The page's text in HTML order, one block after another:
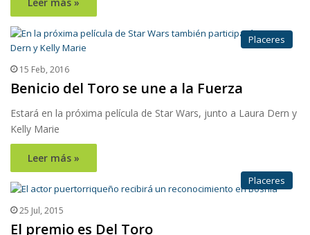
Placeres
15 Feb, 2016
Benicio del Toro se une a la Fuerza
Estará en la próxima película de Star Wars, junto a Laura Dern y
Kelly Marie
Leer más »
Placeres
25 Jul, 2015
El premio es Del Toro